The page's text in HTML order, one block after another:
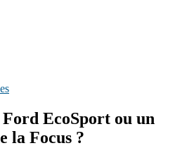
EcoSport ou un
la Focus ?